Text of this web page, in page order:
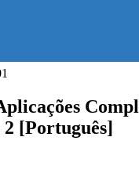
[Português]